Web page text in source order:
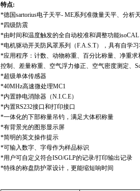
特点:
*德国sartorius电子天平- ME系列准微量天平、分析
*四级防震
*由时间和温度触发的全自动校准和调整功能isoCAL
*电机驱动开关防风罩系列（F.A.S.T），具有自学
*应用程序：计数、动物称重、百分比称量、净重求
控制、差量称重、空气浮力修正、空气密度测定、
*超级单体传感器
*40MHz高速微处理MC1
*内置静电消除器（N.I.C.E）
*内置RS232接口和打印接口
*一体化的下部称量吊钓，满足大体积称量
*有背景光的图形显示屏
*简明的英文操作提示
*可输入数字、字母作为样品标识
*用户可自定义符合ISO/GLP的记录/打印输出记录
*特殊的称盘防护罩设计，更能缩短响时间